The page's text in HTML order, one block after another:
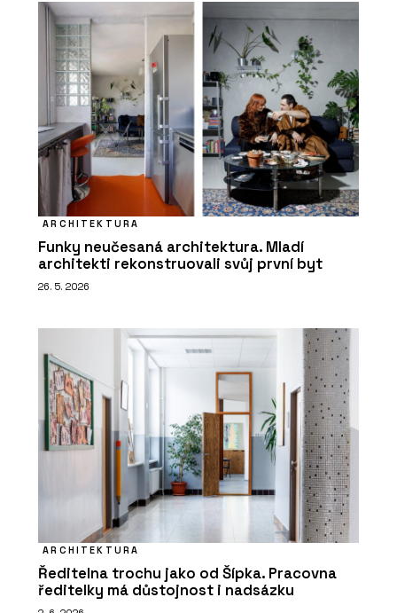
ARCHITEKTURA
Funky neučesaná architektura. Mladí
architekti rekonstruovali svůj první byt
26. 5. 2026
ARCHITEKTURA
Ředitelna trochu jako od Šípka. Pracovna
ředitelky má důstojnost i nadsázku